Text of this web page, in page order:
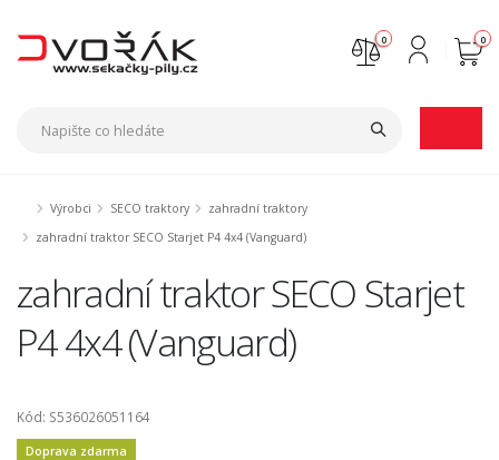
0
0
Výrobci SECO traktory
zahradní traktory
zahradní traktor SECO Starjet P4 4x4 (Vanguard)
zahradní traktor SECO Starjet
P4 4x4 (Vanguard)
Kód: S536026051164
Doprava zdarma